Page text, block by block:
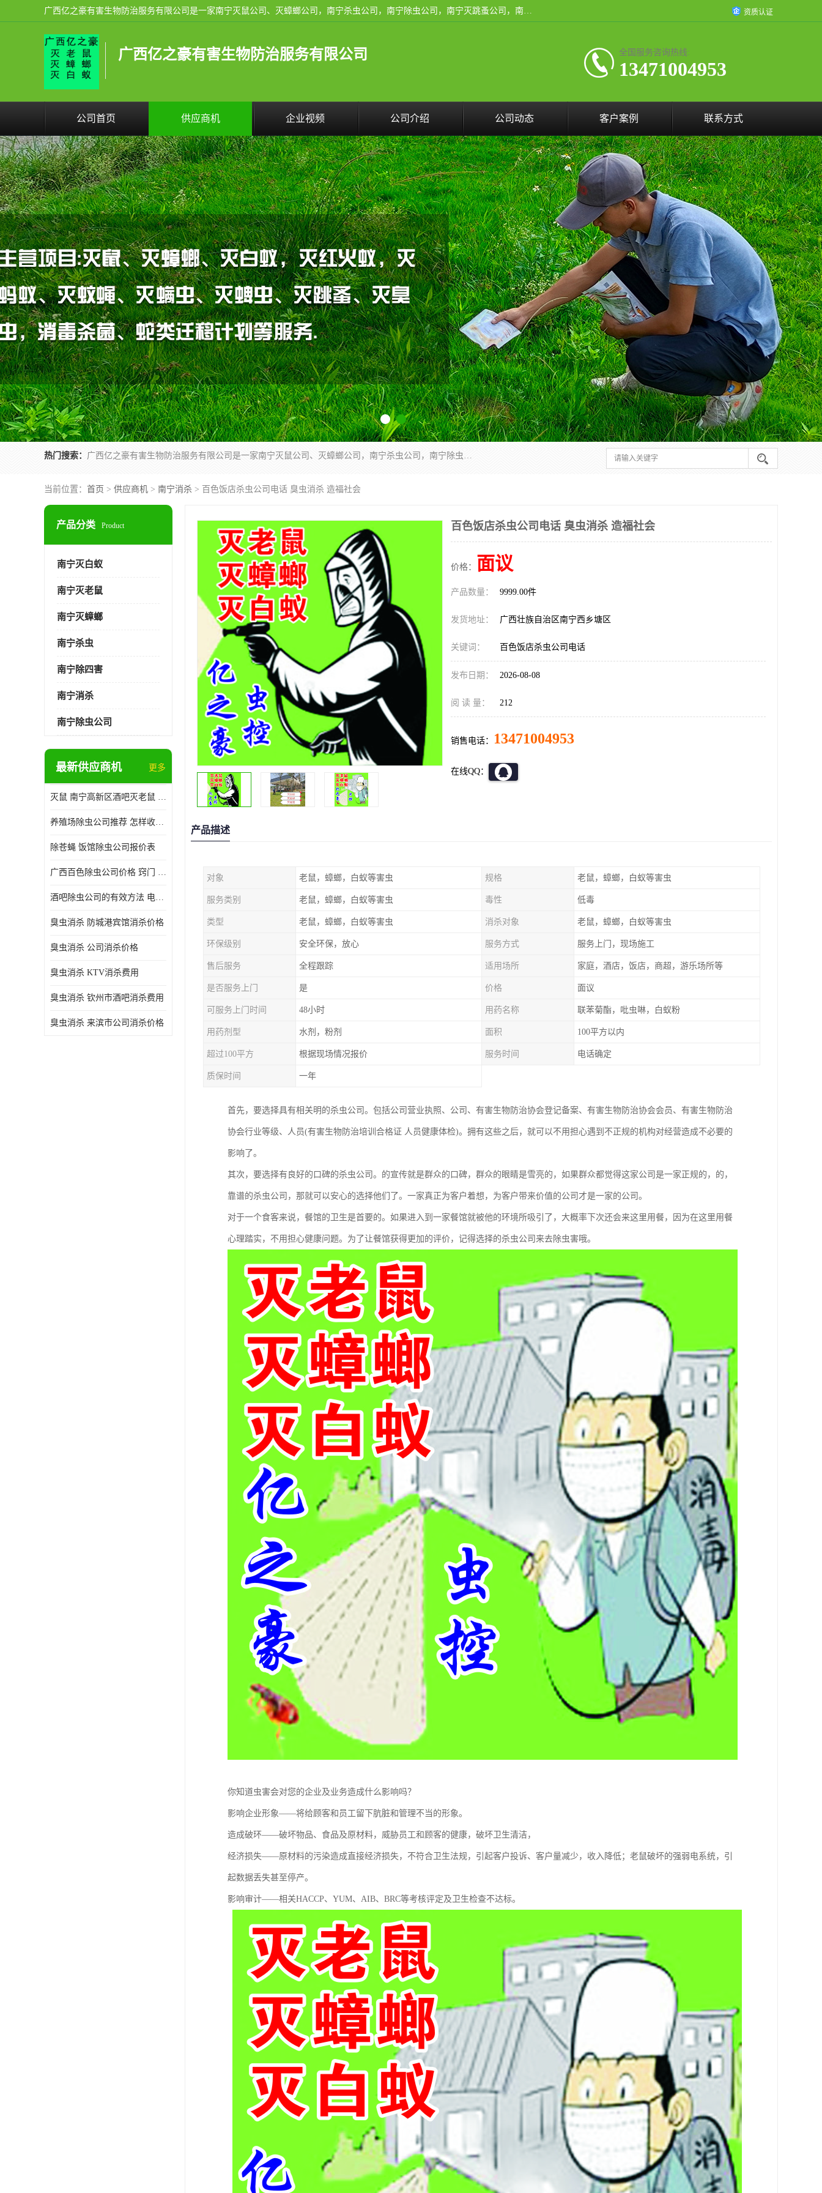
广西亿之豪有害生物防治服务有限公司是一家南宁灭鼠公司、灭蟑螂公司，南宁杀虫公司，南宁除虫公司，南宁灭跳蚤公司，南宁灭白蚁公司，南宁除四害公司,广西亿之豪有害生物防治服务有限公司专业灭蟑螂,除臭虫,其他害虫,服务上门,安全环保,售后保障,一次消杀，竭诚为您服务. 资质认证
广西亿之豪有害生物防治服务有限公司 全国服务咨询热线:
13471004953
公司首页 供应商机 企业视频 公司介绍 公司动态 客户案例 联系方式
热门搜索： 广西亿之豪有害生物防治服务有限公司是一家南宁灭鼠公司、灭蟑螂公司，南宁杀虫公司，南宁除虫公司，南宁灭跳蚤公司，南宁灭白蚁公司，南宁除四害公司,广西亿之豪有害生物防治服务有限公司专业灭蟑螂,除臭虫,其他害虫,服务上门,安全环保,售后保障,一次消杀，竭诚为您服务.
当前位置： 首页 > 供应商机 > 南宁消杀 > 百色饭店杀虫公司电话 臭虫消杀 造福社会
产品分类 Product
南宁灭白蚁
南宁灭老鼠
南宁灭蟑螂
南宁杀虫
南宁除四害
南宁消杀
南宁除虫公司
最新供应商机 更多
灭鼠 南宁高新区酒吧灭老鼠 诚信经营
养殖场除虫公司推荐 怎样收费 除苍蝇
除苍蝇 饭馆除虫公司报价表
广西百色除虫公司价格 窍门 除蟑螂
酒吧除虫公司的有效方法 电话 除螨虫
臭虫消杀 防城港宾馆消杀价格
臭虫消杀 公司消杀价格
臭虫消杀 KTV消杀费用
臭虫消杀 钦州市酒吧消杀费用
臭虫消杀 来滨市公司消杀价格
百色饭店杀虫公司电话 臭虫消杀 造福社会
价格： 面议
产品数量： 9999.00件
发货地址： 广西壮族自治区南宁西乡塘区
关键词： 百色饭店杀虫公司电话
发布日期： 2026-08-08
阅 读 量： 212
销售电话： 13471004953
在线QQ：
产品描述
对象 老鼠，蟑螂，白蚁等害虫 规格 老鼠，蟑螂，白蚁等害虫
服务类别 老鼠，蟑螂，白蚁等害虫 毒性 低毒
类型 老鼠，蟑螂，白蚁等害虫 消杀对象 老鼠，蟑螂，白蚁等害虫
环保级别 安全环保，放心 服务方式 服务上门，现场施工
售后服务 全程跟踪 适用场所 家庭，酒店，饭店，商超，游乐场所等
是否服务上门 是 价格 面议
可服务上门时间 48小时 用药名称 联苯菊酯，吡虫啉，白蚁粉
用药剂型 水剂，粉剂 面积 100平方以内
超过100平方 根据现场情况报价 服务时间 电话确定
质保时间 一年
首先，要选择具有相关明的杀虫公司。包括公司营业执照、公司、有害生物防治协会登记备案、有害生物防治协会会员、有害生物防治
协会行业等级、人员(有害生物防治培训合格证 人员健康体检)。拥有这些之后，就可以不用担心遇到不正规的机构对经营造成不必要的
影响了。
其次，要选择有良好的口碑的杀虫公司。的宣传就是群众的口碑，群众的眼睛是雪亮的，如果群众都觉得这家公司是一家正规的，的，
靠谱的杀虫公司，那就可以安心的选择他们了。一家真正为客户着想，为客户带来价值的公司才是一家的公司。
对于一个食客来说，餐馆的卫生是首要的。如果进入到一家餐馆就被他的环境所吸引了，大概率下次还会来这里用餐，因为在这里用餐
心理踏实，不用担心健康问题。为了让餐馆获得更加的评价，记得选择的杀虫公司来去除虫害哦。
你知道虫害会对您的企业及业务造成什么影响吗？
影响企业形象——将给顾客和员工留下肮脏和管理不当的形象。
造成破环——破坏物品、食品及原材料，威胁员工和顾客的健康，破坏卫生清洁，
经济损失——原材料的污染造成直接经济损失，不符合卫生法规，引起客户投诉、客户量减少，收入降低；老鼠破坏的强弱电系统，引
起数据丢失甚至停产。
影响审计——相关HACCP、YUM、AIB、BRC等考核评定及卫生检查不达标。